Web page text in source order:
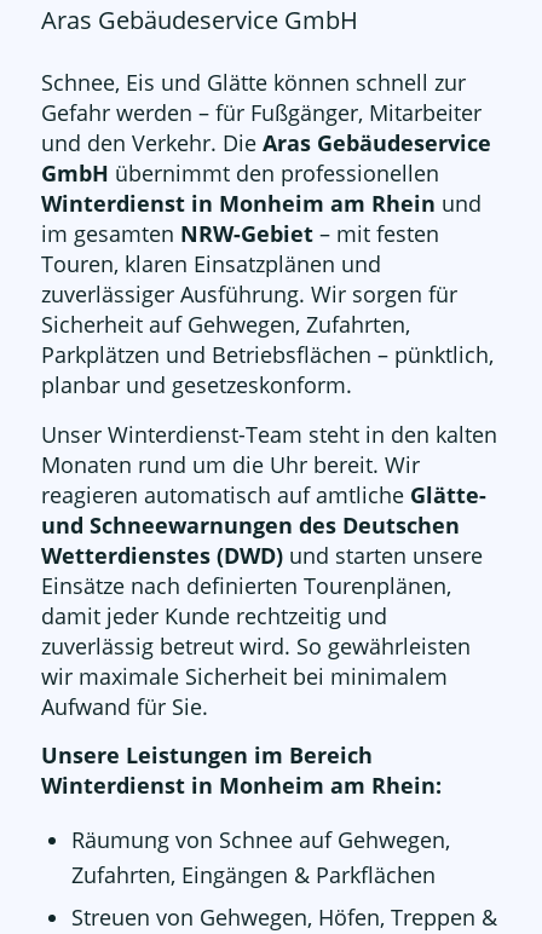
Aras Gebäudeservice GmbH
Schnee, Eis und Glätte können schnell zur
Gefahr werden – für Fußgänger, Mitarbeiter
und den Verkehr. Die Aras Gebäudeservice
GmbH übernimmt den professionellen
Winterdienst in Monheim am Rhein und
im gesamten NRW-Gebiet– mit festen
Touren, klaren Einsatzplänen und
zuverlässiger Ausführung. Wir sorgen für
Sicherheit auf Gehwegen, Zufahrten,
Parkplätzen und Betriebsflächen – pünktlich,
planbar und gesetzeskonform.
Unser Winterdienst-Team steht in den kalten
Monaten rund um die Uhr bereit. Wir
reagieren automatisch auf amtliche Glätte-
und Schneewarnungen des Deutschen
Wetterdienstes (DWD) und starten unsere
Einsätze nach definierten Tourenplänen,
damit jeder Kunde rechtzeitig und
zuverlässig betreut wird. So gewährleisten
wir maximale Sicherheit bei minimalem
Aufwand für Sie.
Unsere Leistungen im Bereich
Winterdienst in Monheim am Rhein:
Räumung von Schnee auf Gehwegen,
Zufahrten, Eingängen & Parkflächen
Streuen von Gehwegen, Höfen, Treppen &